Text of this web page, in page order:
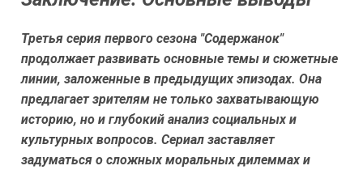
Третья серия первого сезона "Содержанок"
продолжает развивать основные темы и сюжетные
линии, заложенные в предыдущих эпизодах. Она
предлагает зрителям не только захватывающую
историю, но и глубокий анализ социальных и
культурных вопросов. Сериал заставляет
задуматься о сложных моральных дилеммах и